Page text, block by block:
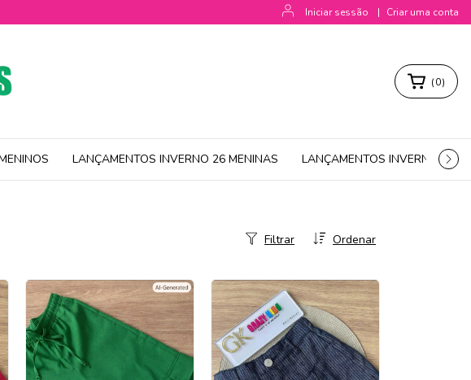
Iniciar sessão | Criar uma conta
(0)
LANÇAMENTOS INVERNO 26 MENINAS LANÇAMENTOS INVERNO 26
Ordenar
Filtrar